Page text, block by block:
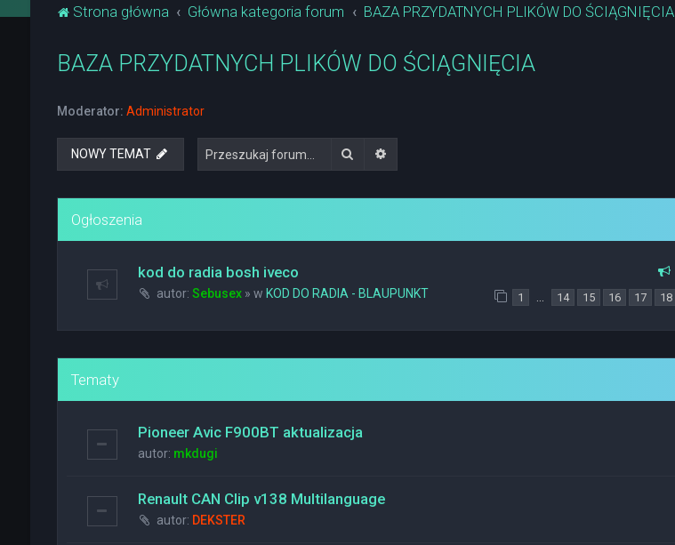
Strona główna Główna kategoria forum BAZA PRZYDATNYCH PLIKÓW DO ŚCIĄGNIĘCIA
BAZA PRZYDATNYCH PLIKÓW DO ŚCIĄGNIĘCIA
Moderator: Administrator
NOWY TEMAT Szukaj
Ogłoszenia
kod do radia bosh iveco
autor: Sebusex » w KOD DO RADIA - BLAUPUNKT 1 … 14 15 16 17 18
Tematy
Pioneer Avic F900BT aktualizacja
autor: mkdugi
Renault CAN Clip v138 Multilanguage
autor: DEKSTER